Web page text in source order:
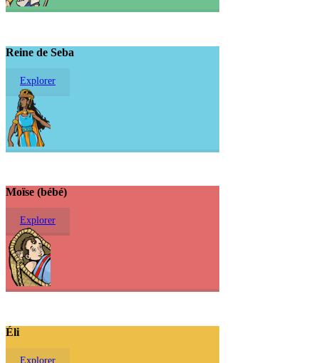
Reine de Seba
Explorer
Moïse (bébé)
Explorer
Éli
Explorer